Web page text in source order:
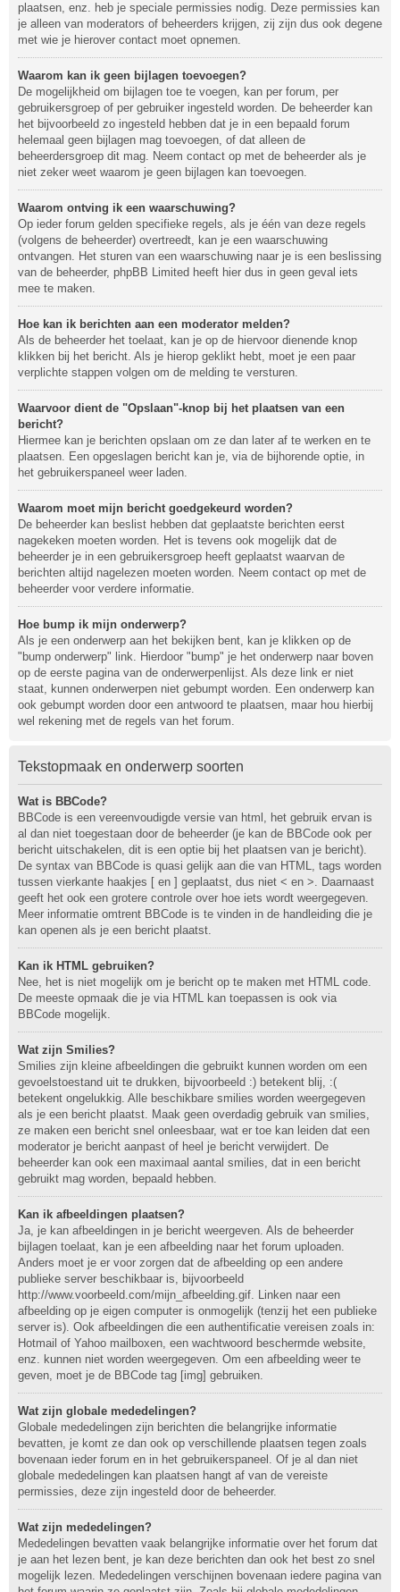
plaatsen, enz. heb je speciale permissies nodig. Deze permissies kan
je alleen van moderators of beheerders krijgen, zij zijn dus ook degene
met wie je hierover contact moet opnemen.
Waarom kan ik geen bijlagen toevoegen?
De mogelijkheid om bijlagen toe te voegen, kan per forum, per
gebruikersgroep of per gebruiker ingesteld worden. De beheerder kan
het bijvoorbeeld zo ingesteld hebben dat je in een bepaald forum
helemaal geen bijlagen mag toevoegen, of dat alleen de
beheerdersgroep dit mag. Neem contact op met de beheerder als je
niet zeker weet waarom je geen bijlagen kan toevoegen.
Waarom ontving ik een waarschuwing?
Op ieder forum gelden specifieke regels, als je één van deze regels
(volgens de beheerder) overtreedt, kan je een waarschuwing
ontvangen. Het sturen van een waarschuwing naar je is een beslissing
van de beheerder, phpBB Limited heeft hier dus in geen geval iets
mee te maken.
Hoe kan ik berichten aan een moderator melden?
Als de beheerder het toelaat, kan je op de hiervoor dienende knop
klikken bij het bericht. Als je hierop geklikt hebt, moet je een paar
verplichte stappen volgen om de melding te versturen.
Waarvoor dient de "Opslaan"-knop bij het plaatsen van een
bericht?
Hiermee kan je berichten opslaan om ze dan later af te werken en te
plaatsen. Een opgeslagen bericht kan je, via de bijhorende optie, in
het gebruikerspaneel weer laden.
Waarom moet mijn bericht goedgekeurd worden?
De beheerder kan beslist hebben dat geplaatste berichten eerst
nagekeken moeten worden. Het is tevens ook mogelijk dat de
beheerder je in een gebruikersgroep heeft geplaatst waarvan de
berichten altijd nagelezen moeten worden. Neem contact op met de
beheerder voor verdere informatie.
Hoe bump ik mijn onderwerp?
Als je een onderwerp aan het bekijken bent, kan je klikken op de
"bump onderwerp" link. Hierdoor "bump" je het onderwerp naar boven
op de eerste pagina van de onderwerpenlijst. Als deze link er niet
staat, kunnen onderwerpen niet gebumpt worden. Een onderwerp kan
ook gebumpt worden door een antwoord te plaatsen, maar hou hierbij
wel rekening met de regels van het forum.
Tekstopmaak en onderwerp soorten
Wat is BBCode?
BBCode is een vereenvoudigde versie van html, het gebruik ervan is
al dan niet toegestaan door de beheerder (je kan de BBCode ook per
bericht uitschakelen, dit is een optie bij het plaatsen van je bericht).
De syntax van BBCode is quasi gelijk aan die van HTML, tags worden
tussen vierkante haakjes [ en ] geplaatst, dus niet < en >. Daarnaast
geeft het ook een grotere controle over hoe iets wordt weergegeven.
Meer informatie omtrent BBCode is te vinden in de handleiding die je
kan openen als je een bericht plaatst.
Kan ik HTML gebruiken?
Nee, het is niet mogelijk om je bericht op te maken met HTML code.
De meeste opmaak die je via HTML kan toepassen is ook via
BBCode mogelijk.
Wat zijn Smilies?
Smilies zijn kleine afbeeldingen die gebruikt kunnen worden om een
gevoelstoestand uit te drukken, bijvoorbeeld :) betekent blij, :(
betekent ongelukkig. Alle beschikbare smilies worden weergegeven
als je een bericht plaatst. Maak geen overdadig gebruik van smilies,
ze maken een bericht snel onleesbaar, wat er toe kan leiden dat een
moderator je bericht aanpast of heel je bericht verwijdert. De
beheerder kan ook een maximaal aantal smilies, dat in een bericht
gebruikt mag worden, bepaald hebben.
Kan ik afbeeldingen plaatsen?
Ja, je kan afbeeldingen in je bericht weergeven. Als de beheerder
bijlagen toelaat, kan je een afbeelding naar het forum uploaden.
Anders moet je er voor zorgen dat de afbeelding op een andere
publieke server beschikbaar is, bijvoorbeeld
http://www.voorbeeld.com/mijn_afbeelding.gif. Linken naar een
afbeelding op je eigen computer is onmogelijk (tenzij het een publieke
server is). Ook afbeeldingen die een authentificatie vereisen zoals in:
Hotmail of Yahoo mailboxen, een wachtwoord beschermde website,
enz. kunnen niet worden weergegeven. Om een afbeelding weer te
geven, moet je de BBCode tag [img] gebruiken.
Wat zijn globale mededelingen?
Globale mededelingen zijn berichten die belangrijke informatie
bevatten, je komt ze dan ook op verschillende plaatsen tegen zoals
bovenaan ieder forum en in het gebruikerspaneel. Of je al dan niet
globale mededelingen kan plaatsen hangt af van de vereiste
permissies, deze zijn ingesteld door de beheerder.
Wat zijn mededelingen?
Mededelingen bevatten vaak belangrijke informatie over het forum dat
je aan het lezen bent, je kan deze berichten dan ook het best zo snel
mogelijk lezen. Mededelingen verschijnen bovenaan iedere pagina van